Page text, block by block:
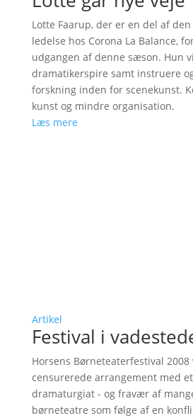
Lotte Faarup, der er en del af
ledelse hos Corona La Balance,
udgangen af denne sæson. Hun
dramatikerspire samt instruere
forskning inden for scenekunst.
kunst og mindre organisation.
Læs mere
Artikel
Festival i
Horsens Børneteaterfestival 2008
censurerede arrangement med
dramaturgiat - og fravær af
børneteatre som følge af en